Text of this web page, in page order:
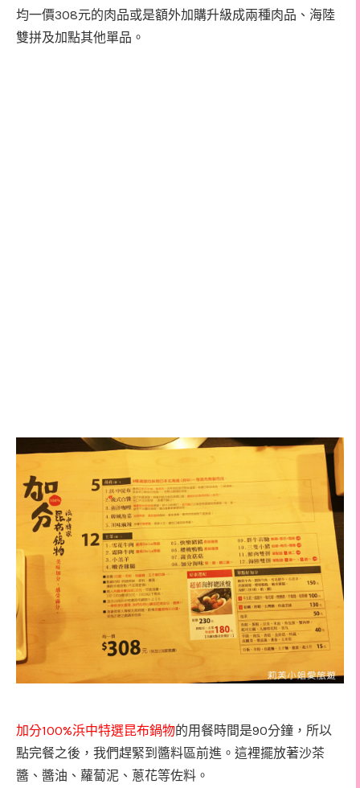
均一價308元的肉品或是額外加購升級成兩種肉品、海陸
雙拼及加點其他單品。
加分100%浜中特選昆布鍋物的用餐時間是90分鐘，所以
點完餐之後，我們趕緊到醬料區前進。這裡擺放著沙茶
醬、醬油、蘿蔔泥、蔥花等佐料。